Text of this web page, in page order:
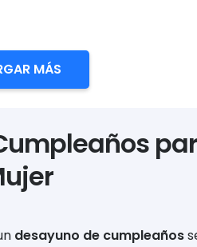
MÁS
desayuno de cumpleaños